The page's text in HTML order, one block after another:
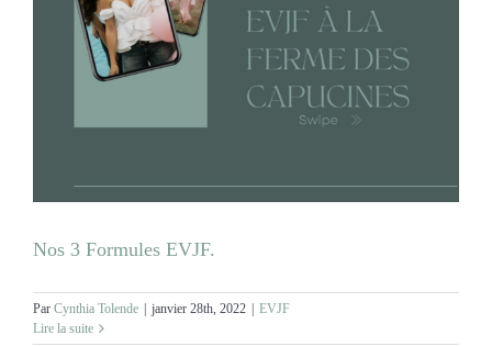
Nos 3 Formules EVJF.
Par Cynthia Tolende janvier 28th, 2022
EVJF
Lire la suite